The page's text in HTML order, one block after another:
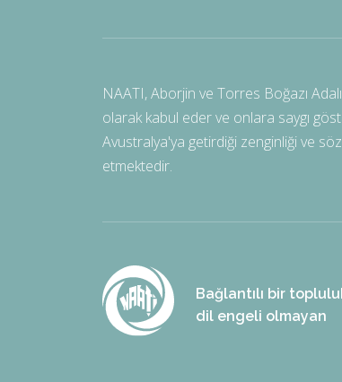
NAATI, Aborjin ve Torres Boğazı
olarak kabul eder ve onlara saygı
Avustralya'ya getirdiği zenginliği ve
etmektedir.
Bağlantılı bir
dil engeli olmayan